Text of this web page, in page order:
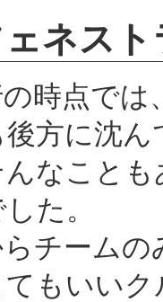
ネス
時点で
後方に沈
なこと
た。
チーム
もいい